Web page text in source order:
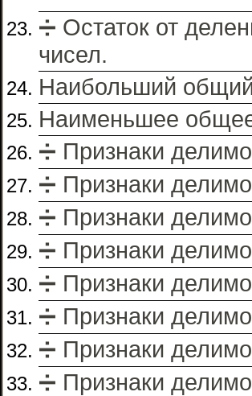
➗ Остаток от
чисел.
Наибольший
Наименьшее
➗ Признаки
➗ Признаки
➗ Признаки
➗ Признаки
➗ Признаки
➗ Признаки
➗ Признаки
➗ Признаки